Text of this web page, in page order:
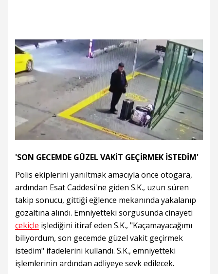
'SON GECEMDE GÜZEL VAKİT GEÇİRMEK İSTEDİM'
Polis ekiplerini yanıltmak amacıyla önce otogara,
ardından Esat Caddesi'ne giden S.K., uzun süren
takip sonucu, gittiği eğlence mekanında yakalanıp
gözaltına alındı. Emniyetteki sorgusunda cinayeti
çekiçle işlediğini itiraf eden S.K., "Kaçamayacağımı
biliyordum, son gecemde güzel vakit geçirmek
istedim" ifadelerini kullandı. S.K., emniyetteki
işlemlerinin ardından adliyeye sevk edilecek.